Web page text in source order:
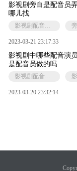
影视剧旁白是配音员弄的吗 旁白配
哪儿找
影视剧配音演员
2023-03-21 23:17:33
影视剧中哪些配音演员较好 影视剧
是配音员做的吗
影视剧配音演员
2023-03-20 23:32:14